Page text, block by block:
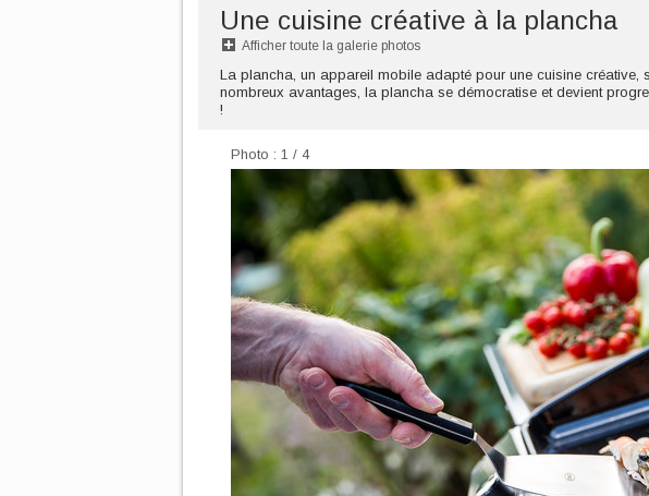
Une cuisine créative à la plancha
Afficher toute la galerie photos
La plancha, un appareil mobile adapté pour une cuisine créative,
nombreux avantages, la plancha se démocratise et devient
!
Photo : 1 / 4